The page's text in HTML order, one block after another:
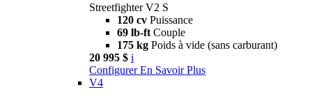
Streetfighter V2 S
120 cv Puissance
69 lb-ft Couple
175 kg Poids à vide (sans carburant)
20 995 $ i
Configurer En Savoir Plus
V4